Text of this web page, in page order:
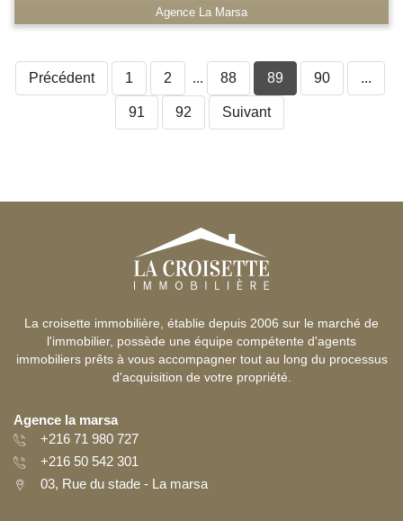
Agence La Marsa
Précédent 1 2 ... 88 89 90 ...
91 92 Suivant
La croisette immobilière, établie depuis 2006 sur le marché de
l'immobilier, possède une équipe compétente d'agents
immobiliers prêts à vous accompagner tout au long du processus
d'acquisition de votre propriété.
Agence la marsa
+216 71 980 727
+216 50 542 301
03, Rue du stade - La marsa